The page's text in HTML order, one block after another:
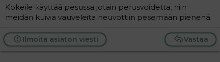
Kokeile käyttää pesussa jotain perusvoidetta, niin
meidän kuivia vauveleita neuvottiin pesemään pienenä.
Vastaa
Ilmoita asiaton viesti